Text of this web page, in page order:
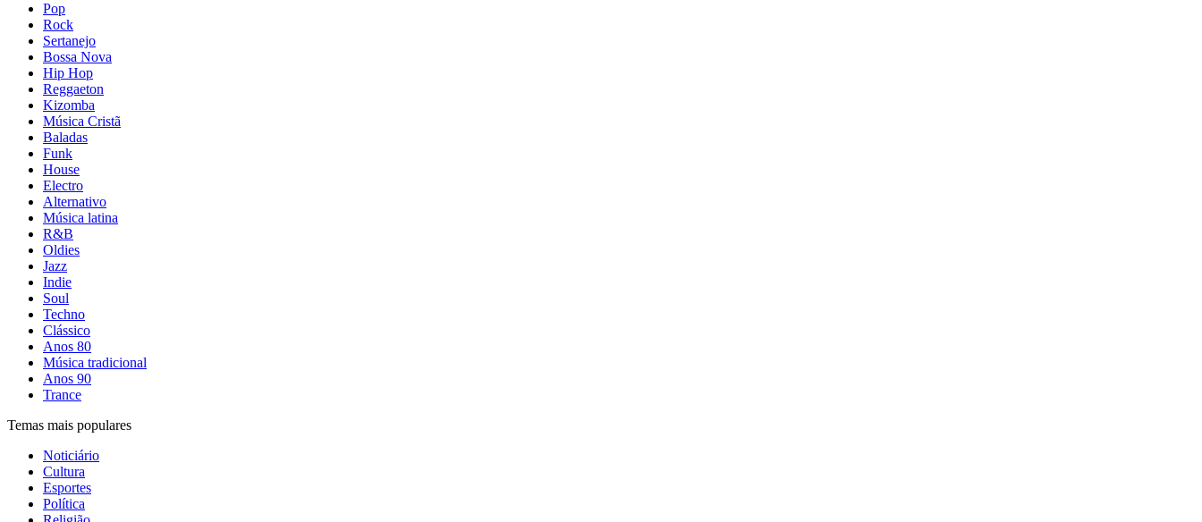
Pop
Rock
Sertanejo
Bossa Nova
Hip Hop
Reggaeton
Kizomba
Música Cristã
Baladas
Funk
House
Electro
Alternativo
Música latina
R&B
Oldies
Jazz
Indie
Soul
Techno
Clássico
Anos 80
Música tradicional
Anos 90
Trance
Temas mais populares
Noticiário
Cultura
Esportes
Política